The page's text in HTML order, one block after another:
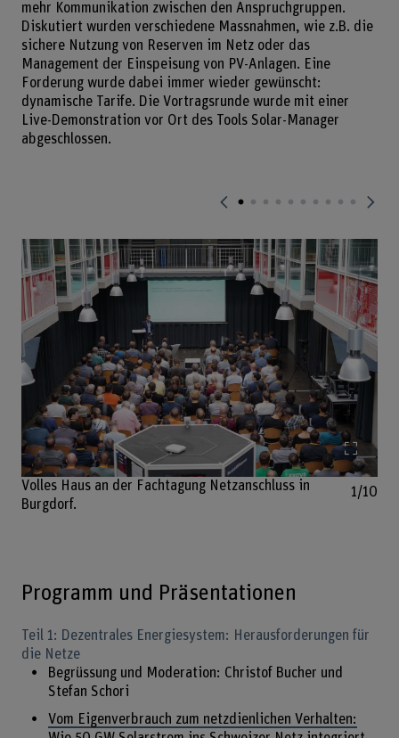
mehr Kommunikation zwischen den Anspruchgruppen.
Diskutiert wurden verschiedene Massnahmen, wie z.B. die
sichere Nutzung von Reserven im Netz oder das
Management der Einspeisung von PV-Anlagen. Eine
Forderung wurde dabei immer wieder gewünscht:
dynamische Tarife. Die Vortragsrunde wurde mit einer
Live-Demonstration vor Ort des Tools Solar-Manager
abgeschlossen.
Bild
Volles Haus an der Fachtagung Netzanschluss in
Burgdorf.
1/10
Programm und Präsentationen
Teil 1: Dezentrales Energiesystem: Herausforderungen für
die Netze
Begrüssung und Moderation: Christof Bucher und
Stefan Schori
Vom Eigenverbrauch zum netzdienlichen Verhalten: